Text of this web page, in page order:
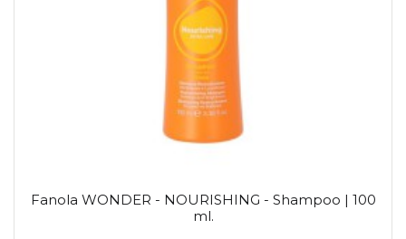
Fanola WONDER - NOURISHING - Shampoo | 100
ml.